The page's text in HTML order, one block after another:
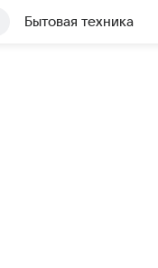
Бытовая техника